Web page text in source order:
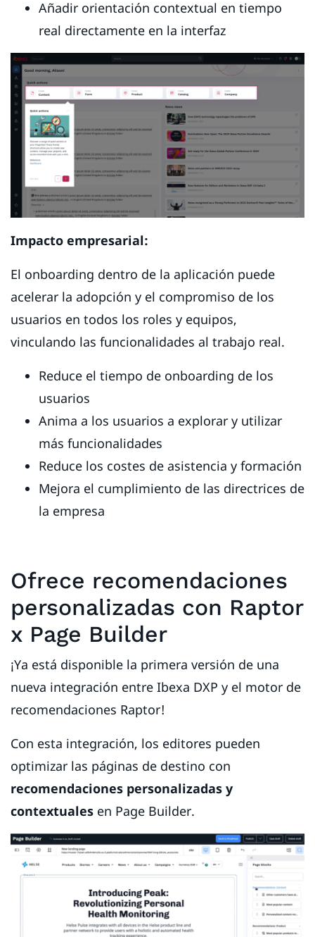
Añadir orientación contextual en tiempo
real directamente en la interfaz
Impacto empresarial:
El onboarding dentro de la aplicación puede
acelerar la adopción y el compromiso de los
usuarios en todos los roles y equipos,
vinculando las funcionalidades al trabajo real.
Reduce el tiempo de onboarding de los
usuarios
Anima a los usuarios a explorar y utilizar
más funcionalidades
Reduce los costes de asistencia y formación
Mejora el cumplimiento de las directrices de
la empresa
Ofrece recomendaciones
personalizadas con Raptor
x Page Builder
¡Ya está disponible la primera versión de una
nueva integración entre Ibexa DXP y el motor de
recomendaciones Raptor!
Con esta integración, los editores pueden
optimizar las páginas de destino con
recomendaciones personalizadas y
contextuales en Page Builder.